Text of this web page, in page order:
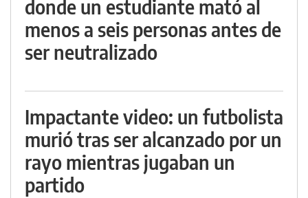
donde un estudiante mató al
menos a seis personas antes de
ser neutralizado
Impactante video: un futbolista
murió tras ser alcanzado por un
rayo mientras jugaban un
partido